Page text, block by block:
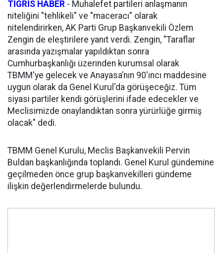
TİGRİS HABER - Muhalefet partileri anlaşmanın
niteliğini "tehlikeli" ve "maceracı" olarak
nitelendirirken, AK Parti Grup Başkanvekili Özlem
Zengin de eleştirilere yanıt verdi. Zengin, "Taraflar
arasında yazışmalar yapıldıktan sonra
Cumhurbaşkanlığı üzerinden kurumsal olarak
TBMM'ye gelecek ve Anayasa’nın 90'ıncı maddesine
uygun olarak da Genel Kurul'da görüşeceğiz. Tüm
siyasi partiler kendi görüşlerini ifade edecekler ve
Meclisimizde onaylandıktan sonra yürürlüğe girmiş
olacak" dedi.
TBMM Genel Kurulu, Meclis Başkanvekili Pervin
Buldan başkanlığında toplandı. Genel Kurul gündemine
geçilmeden önce grup başkanvekilleri gündeme
ilişkin değerlendirmelerde bulundu.